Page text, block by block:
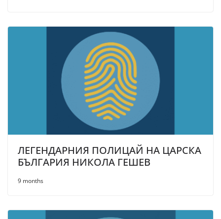
ЛЕГЕНДАРНИЯ ПОЛИЦАЙ НА ЦАРСКА
БЪЛГАРИЯ НИКОЛА ГЕШЕВ
9 months